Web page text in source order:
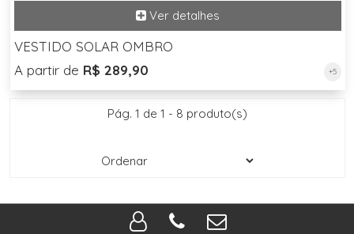
VESTIDO SOLAR OMBRO
A partir de R$ 289,90 +5
Pág. 1 de 1 - 8 produto(s)